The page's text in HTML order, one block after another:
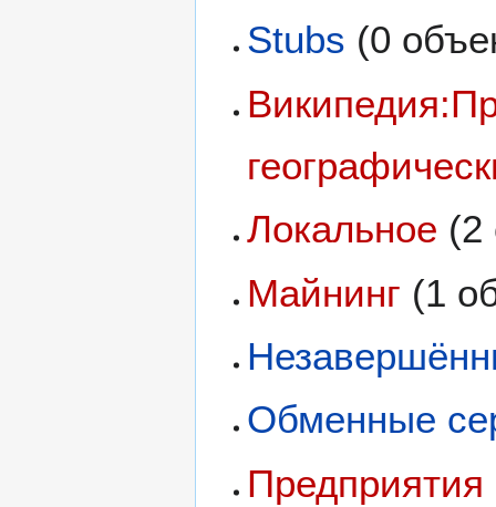
Stubs (0
Локальное (2
Майнинг (1
Обменные